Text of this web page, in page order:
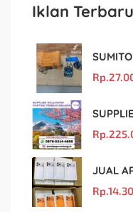
Iklan Terbaru
Rp.
Rp.
Rp.